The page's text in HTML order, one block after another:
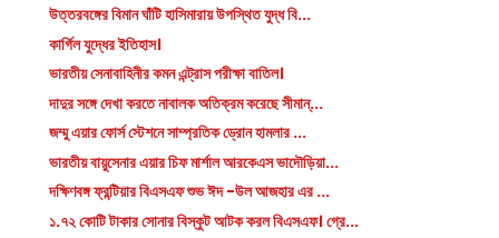
উত্তরবঙ্গের বিমান ঘাঁটি হাসিমারায় উপস্থিত যুদ্ধ বি...
কার্গিল যুদ্ধের ইতিহাস।
ভারতীয় সেনাবাহিনীর কমন এন্ট্রাস পরীক্ষা বাতিল।
দাদুর সঙ্গে দেখা করতে নাবালক অতিক্রম করেছে সীমান্...
জম্মু এয়ার ফোর্স স্টেশনে সাম্প্রতিক ড্রোন হামলার ...
ভারতীয় বায়ুসেনার এয়ার চিফ মার্শাল আরকেএস ভাদৌড়িয়া...
দক্ষিণবঙ্গ ফ্রন্টিয়ার বিএসএফ শুভ ঈদ -উল আজহার এর ...
১.৭২ কোটি টাকার সোনার বিস্কুট আটক করল বিএসএফ। গ্রে...